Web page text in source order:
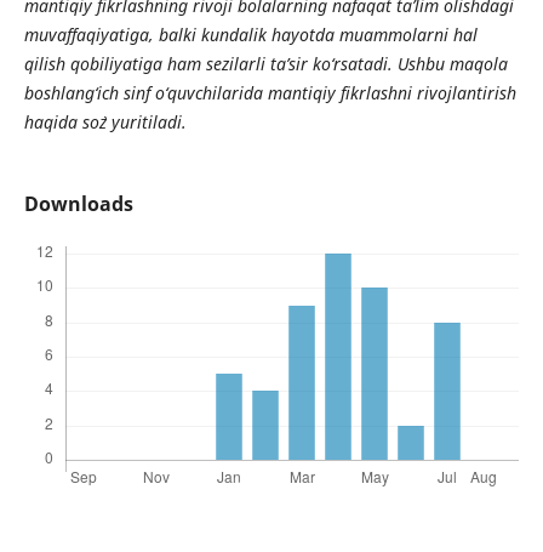
mantiqiy fikrlashning rivoji bolalarning nafaqat ta’lim olishdagi
muvaffaqiyatiga, balki kundalik hayotda muammolarni hal
qilish qobiliyatiga ham sezilarli ta’sir ko‘rsatadi. Ushbu maqola
boshlang‘ich sinf o‘quvchilarida mantiqiy fikrlashni rivojlantirish
haqida so`z yuritiladi.
Downloads